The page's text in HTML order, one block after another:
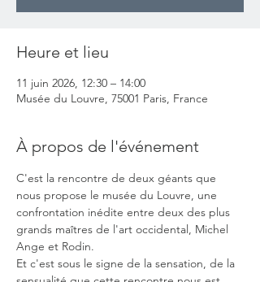
Heure et lieu
11 juin 2026, 12:30 – 14:00
Musée du Louvre, 75001 Paris, France
À propos de l'événement
C'est la rencontre de deux géants que
nous propose le musée du Louvre, une
confrontation inédite entre deux des plus
grands maîtres de l'art occidental, Michel
Ange et Rodin.
Et c'est sous le signe de la sensation, de la